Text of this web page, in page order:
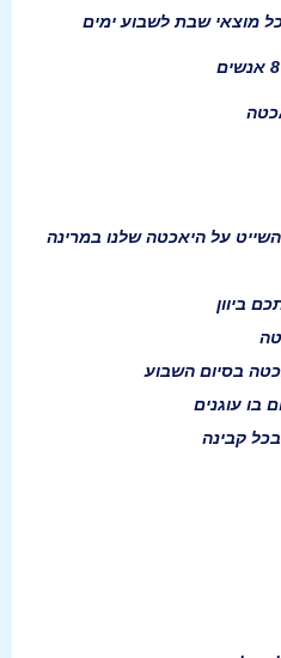
מוצאי שבת לשבוע ימים
על היאכטה שלנו במרינה
ביוון
בסיום השבוע
בו עוגנים